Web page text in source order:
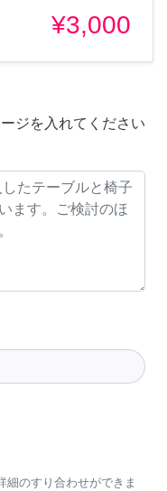
¥3,000
ジを入れてください
細のすり合わせができま